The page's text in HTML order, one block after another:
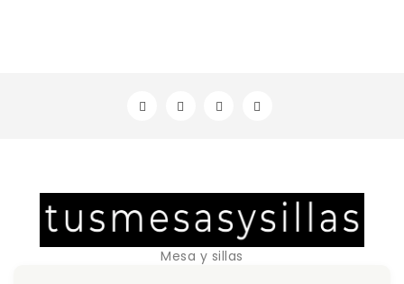
Mesa y sillas